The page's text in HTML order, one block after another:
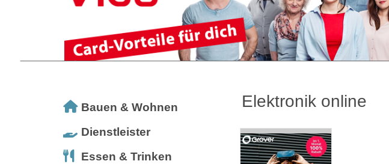
Bauen & Wohnen
Dienstleister
Essen & Trinken
Elektronik online